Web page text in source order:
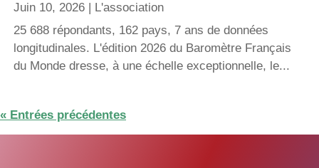
Juin 10, 2026
L'association
25 688 répondants, 162 pays, 7 ans de données
longitudinales. L'édition 2026 du Baromètre Français
du Monde dresse, à une échelle exceptionnelle, le...
« Entrées précédentes